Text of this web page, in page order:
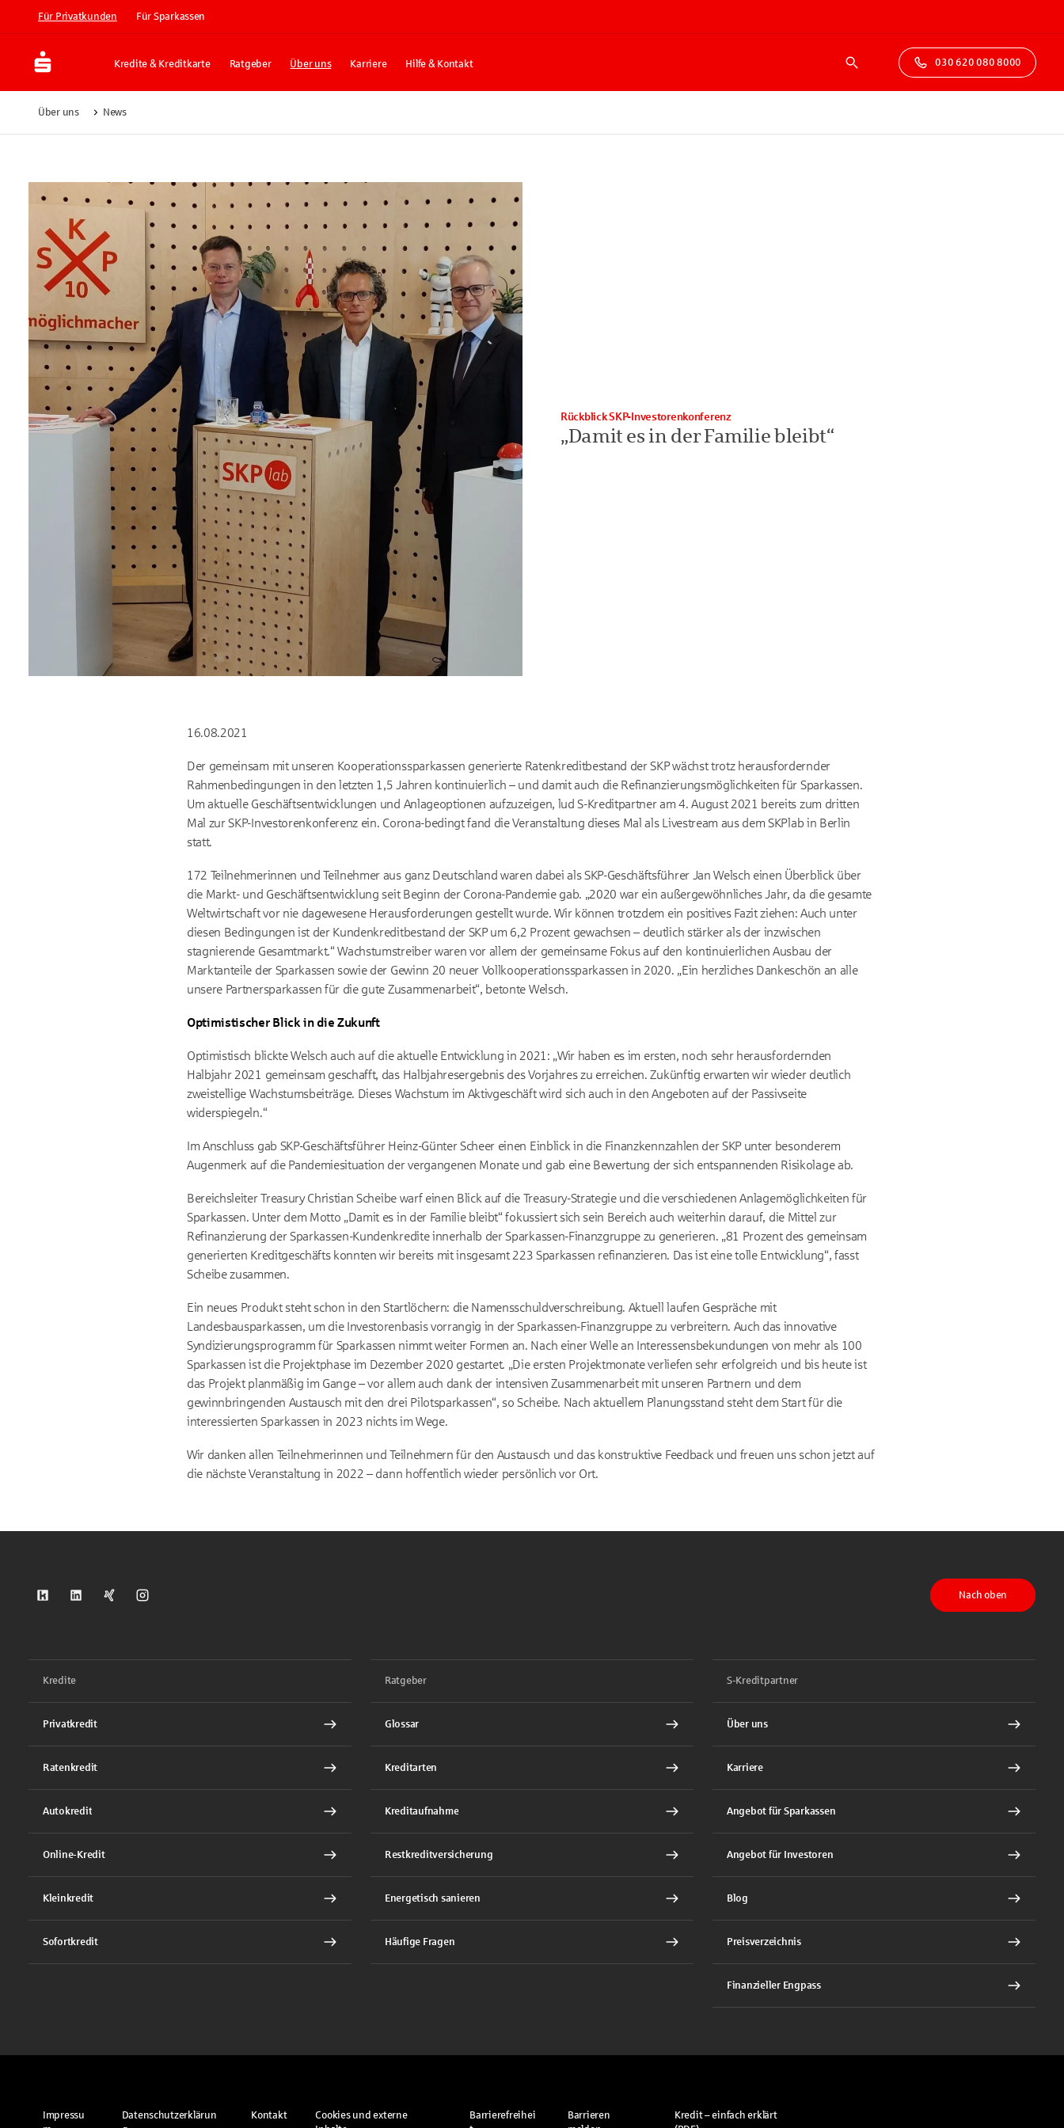
Für Privatkunden Für Sparkassen
Kredite & Kreditkarte Ratgeber Über uns Karriere Hilfe & Kontakt
Suche
030 620 080 8000
Über uns News
„Damit es in der Familie bleibt“
Rückblick SKP-Investorenkonferenz
16.08.2021
Der gemeinsam mit unseren Kooperationssparkassen generierte Ratenkreditbestand der SKP wächst trotz herausfordernder
Rahmenbedingungen in den letzten 1,5 Jahren kontinuierlich – und damit auch die Refinanzierungsmöglichkeiten für Sparkassen.
Um aktuelle Geschäftsentwicklungen und Anlageoptionen aufzuzeigen, lud S-Kreditpartner am 4. August 2021 bereits zum dritten
Mal zur SKP-Investorenkonferenz ein. Corona-bedingt fand die Veranstaltung dieses Mal als Livestream aus dem SKPlab in Berlin
statt.
172 Teilnehmerinnen und Teilnehmer aus ganz Deutschland waren dabei als SKP-Geschäftsführer Jan Welsch einen Überblick über
die Markt- und Geschäftsentwicklung seit Beginn der Corona-Pandemie gab. „2020 war ein außergewöhnliches Jahr, da die gesamte
Weltwirtschaft vor nie dagewesene Herausforderungen gestellt wurde. Wir können trotzdem ein positives Fazit ziehen: Auch unter
diesen Bedingungen ist der Kundenkreditbestand der SKP um 6,2 Prozent gewachsen – deutlich stärker als der inzwischen
stagnierende Gesamtmarkt.“ Wachstumstreiber waren vor allem der gemeinsame Fokus auf den kontinuierlichen Ausbau der
Marktanteile der Sparkassen sowie der Gewinn 20 neuer Vollkooperationssparkassen in 2020. „Ein herzliches Dankeschön an alle
unsere Partnersparkassen für die gute Zusammenarbeit“, betonte Welsch.
Optimistischer Blick in die Zukunft
Optimistisch blickte Welsch auch auf die aktuelle Entwicklung in 2021: „Wir haben es im ersten, noch sehr herausfordernden
Halbjahr 2021 gemeinsam geschafft, das Halbjahresergebnis des Vorjahres zu erreichen. Zukünftig erwarten wir wieder deutlich
zweistellige Wachstumsbeiträge. Dieses Wachstum im Aktivgeschäft wird sich auch in den Angeboten auf der Passivseite
widerspiegeln.“
Im Anschluss gab SKP-Geschäftsführer Heinz-Günter Scheer einen Einblick in die Finanzkennzahlen der SKP unter besonderem
Augenmerk auf die Pandemiesituation der vergangenen Monate und gab eine Bewertung der sich entspannenden Risikolage ab.
Bereichsleiter Treasury Christian Scheibe warf einen Blick auf die Treasury-Strategie und die verschiedenen Anlagemöglichkeiten für
Sparkassen. Unter dem Motto „Damit es in der Familie bleibt“ fokussiert sich sein Bereich auch weiterhin darauf, die Mittel zur
Refinanzierung der Sparkassen-Kundenkredite innerhalb der Sparkassen-Finanzgruppe zu generieren. „81 Prozent des gemeinsam
generierten Kreditgeschäfts konnten wir bereits mit insgesamt 223 Sparkassen refinanzieren. Das ist eine tolle Entwicklung“, fasst
Scheibe zusammen.
Ein neues Produkt steht schon in den Startlöchern: die Namensschuldverschreibung. Aktuell laufen Gespräche mit
Landesbausparkassen, um die Investorenbasis vorrangig in der Sparkassen-Finanzgruppe zu verbreitern. Auch das innovative
Syndizierungsprogramm für Sparkassen nimmt weiter Formen an. Nach einer Welle an Interessensbekundungen von mehr als 100
Sparkassen ist die Projektphase im Dezember 2020 gestartet. „Die ersten Projektmonate verliefen sehr erfolgreich und bis heute ist
das Projekt planmäßig im Gange – vor allem auch dank der intensiven Zusammenarbeit mit unseren Partnern und dem
gewinnbringenden Austausch mit den drei Pilotsparkassen“, so Scheibe. Nach aktuellem Planungsstand steht dem Start für die
interessierten Sparkassen in 2023 nichts im Wege.
Wir danken allen Teilnehmerinnen und Teilnehmern für den Austausch und das konstruktive Feedback und freuen uns schon jetzt auf
die nächste Veranstaltung in 2022 – dann hoffentlich wieder persönlich vor Ort.
S-Kreditpartner auf Kununu
S-Kreditpartner auf LinkedIn
S-Kreditpartner auf Xing
S-Kreditpartner auf Instagram
Nach oben
Kredite
Privatkredit
Ratenkredit
Autokredit
Online-Kredit
Kleinkredit
Sofortkredit
Ratgeber
Glossar
Kreditarten
Kreditaufnahme
Restkreditversicherung
Energetisch sanieren
Häufige Fragen
S-Kreditpartner
Über uns
Karriere
Angebot für Sparkassen
Angebot für Investoren
Blog
Preisverzeichnis
Finanzieller Engpass
Impressu
Datenschutzerklärun
Kontakt
Cookies und externe
Barrierefreihei
Barrieren
Kredit – einfach erklärt